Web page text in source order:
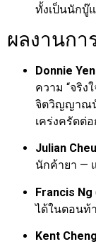
ทั้งเป็นนักบู๊
ผลงานกา
Donnie Yen
ความ “จริง
จิตวิญญาณนั
เคร่งครัดต่
Julian
นักค้ายา —
Francis Ng
ได้ในตอนท้
Kent Cheng